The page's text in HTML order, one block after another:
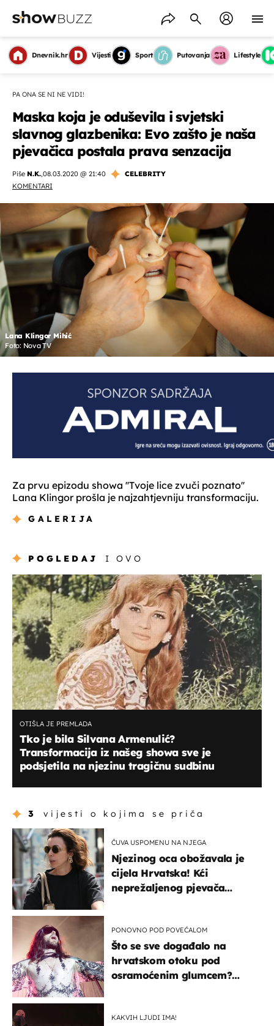
Dnevnik.hr Vijesti Sport Putovanja Lifestyle
PA ONA SE NI NE VIDI!
Maska koja je oduševila i svjetski
slavnog glazbenika: Evo zašto je naša
pjevačica postala prava senzacija
Piše N.K.,08.03.2020 @ 21:40
CELEBRITY
KOMENTARI
Lana Klingor Mihić
Foto: Nova TV
Za prvu epizodu showa ''Tvoje lice zvuči poznato''
Lana Klingor prošla je najzahtjevniju transformaciju.
GALERIJA
POGLEDAJ I OVO
OTIŠLA JE PREMLADA
Tko je bila Silvana Armenulić?
Transformacija iz našeg showa sve je
podsjetila na njezinu tragičnu sudbinu
3 vijesti o kojima se priča
ČUVA USPOMENU NA NJEGA
Njezinog oca obožavala je
cijela Hrvatska! Kći
neprežaljenog pjevača
PONOVNO POD POVEĆALOM
Što se sve događalo na
hrvatskom otoku pod
osramoćenim glumcem?
KAKVIH LJUDI IMA!
OMOGUĆI OBAVIJESTI